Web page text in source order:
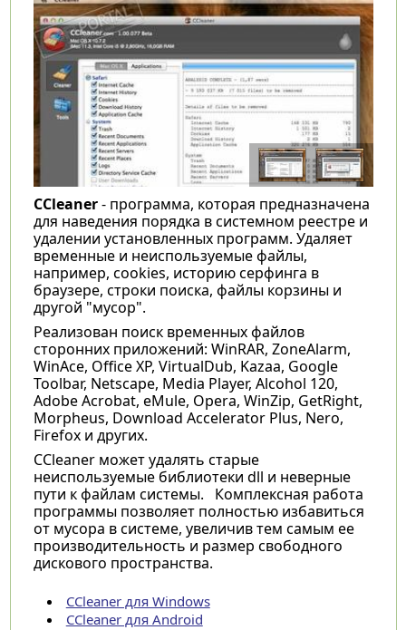
CCleaner- программа, которая предназначена
для наведения порядка в системном реестре и
удалении установленных программ. Удаляет
временные и неиспользуемые файлы,
например, cookies, историю серфинга в
браузере, строки поиска, файлы корзины и
другой "мусор".
Реализован поиск временных файлов
сторонних приложений: WinRAR, ZoneAlarm,
WinAce, Office XP, VirtualDub, Kazaa, Google
Toolbar, Netscape, Media Player, Alcohol 120,
Adobe Acrobat, eMule, Opera, WinZip, GetRight,
Morpheus, Download Accelerator Plus, Nero,
Firefox и других.
CCleaner может удалять старые
неиспользуемые библиотеки dll и неверные
пути к файлам системы. Комплексная работа
программы позволяет полностью избавиться
от мусора в системе, увеличив тем самым ее
производительность и размер свободного
дискового пространства.
CCleaner для Windows
CCleaner для Android